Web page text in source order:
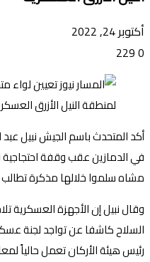
أكتوبر 24, 2022
0
أكد المتحدث باسم الجيش نبيل
في الدمازين عقب وقفة احتجاجية
مشاه سلموا خلالها مذكرة تطالب
وقال نبيل إن الأجهزة العسكرية
السلاح كاشفا عن تواجد لجنة
رئيس هيئة الأركان تعمل حالياً